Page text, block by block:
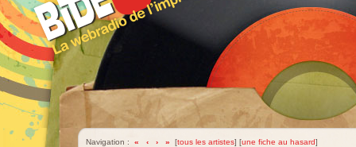
Navigation : « ‹ › » [tous les artistes] [une fiche au hasard]